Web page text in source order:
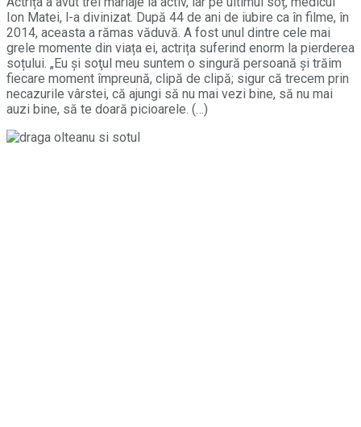
Ion Matei, l-a divinizat. După 44 de ani de iubire ca în filme, în
2014, aceasta a rămas văduvă. A fost unul dintre cele mai
grele momente din viața ei, actrița suferind enorm la pierderea
soțului. „Eu şi soţul meu suntem o singură persoană şi trăim
fiecare moment împreună, clipă de clipă; sigur că trecem prin
necazurile vârstei, că ajungi să nu mai vezi bine, să nu mai
auzi bine, să te doară picioarele. (…)